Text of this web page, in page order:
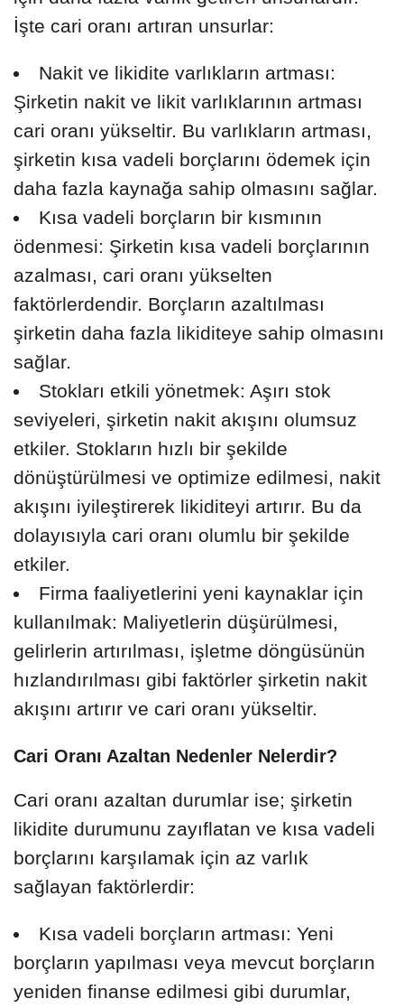
İşte cari oranı artıran unsurlar:
Nakit ve likidite varlıkların artması:
Şirketin nakit ve likit varlıklarının artması
cari oranı yükseltir. Bu varlıkların artması,
şirketin kısa vadeli borçlarını ödemek için
daha fazla kaynağa sahip olmasını sağlar.
Kısa vadeli borçların bir kısmının
ödenmesi: Şirketin kısa vadeli borçlarının
azalması, cari oranı yükselten
faktörlerdendir. Borçların azaltılması
şirketin daha fazla likiditeye sahip olmasını
sağlar.
Stokları etkili yönetmek: Aşırı stok
seviyeleri, şirketin nakit akışını olumsuz
etkiler. Stokların hızlı bir şekilde
dönüştürülmesi ve optimize edilmesi, nakit
akışını iyileştirerek likiditeyi artırır. Bu da
dolayısıyla cari oranı olumlu bir şekilde
etkiler.
Firma faaliyetlerini yeni kaynaklar için
kullanılmak: Maliyetlerin düşürülmesi,
gelirlerin artırılması, işletme döngüsünün
hızlandırılması gibi faktörler şirketin nakit
akışını artırır ve cari oranı yükseltir.
Cari Oranı Azaltan Nedenler Nelerdir?
Cari oranı azaltan durumlar ise; şirketin
likidite durumunu zayıflatan ve kısa vadeli
borçlarını karşılamak için az varlık
sağlayan faktörlerdir:
Kısa vadeli borçların artması: Yeni
borçların yapılması veya mevcut borçların
yeniden finanse edilmesi gibi durumlar,